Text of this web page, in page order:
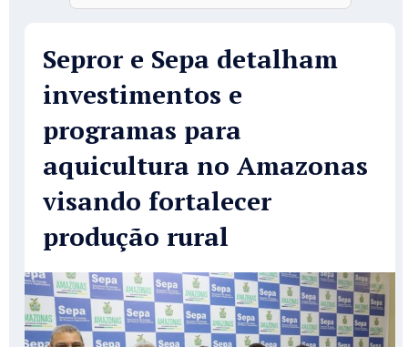
Sepror e Sepa detalham
investimentos e
programas para
aquicultura no Amazonas
visando fortalecer
produção rural